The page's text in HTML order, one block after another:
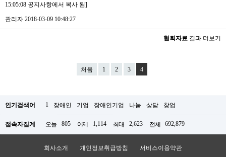
15:05:08 공지사항에서 복사 됨]
관리자 2018-03-09 10:48:27
협회자료 결과 더보기
처음 1 2 3 4
인기검색어 1 장애인 기업 장애인기업 나눔 상담 창업
접속자집계 오늘 805 어제 1,114 최대 2,623 전체 692,879
회사소개 개인정보취급방침 서비스이용약관